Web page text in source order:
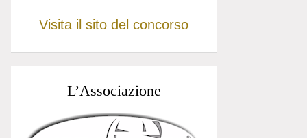
Visita il sito del concorso
L’Associazione